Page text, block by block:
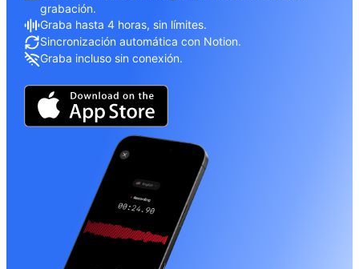
grabación.
Graba hasta 4 horas, sin límites.
Sincronización automática con Notion.
Graba incluso sin conexión.